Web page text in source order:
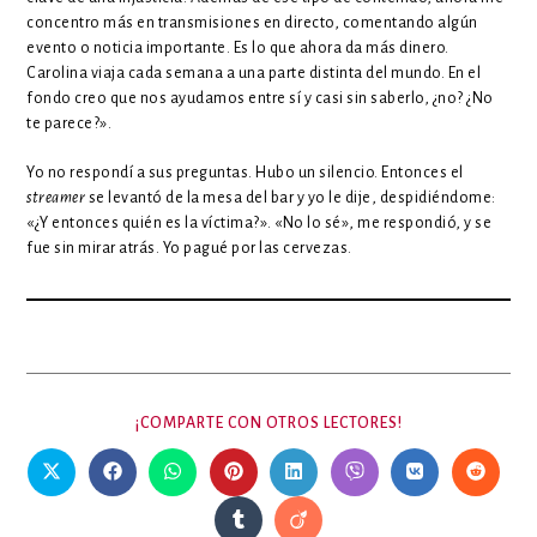
concentro más en transmisiones en directo, comentando algún
evento o noticia importante. Es lo que ahora da más dinero.
Carolina viaja cada semana a una parte distinta del mundo. En el
fondo creo que nos ayudamos entre sí y casi sin saberlo, ¿no? ¿No
te parece?».
Yo no respondí a sus preguntas. Hubo un silencio. Entonces el
streamer se levantó de la mesa del bar y yo le dije, despidiéndome:
«¿Y entonces quién es la víctima?». «No lo sé», me respondió, y se
fue sin mirar atrás. Yo pagué por las cervezas.
¡COMPARTE CON OTROS LECTORES!
ESTE
CONTENIDO
Se
abre
Se
abre
Se
abre
Se
abre
en
una
Se
abre
en
una
Se
abre
Se
abre
Se
abre
Se
Se